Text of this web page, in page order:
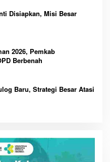
Disiapkan, Misi Besar
2026, Pemkab
Berbenah
Baru, Strategi Besar Atasi